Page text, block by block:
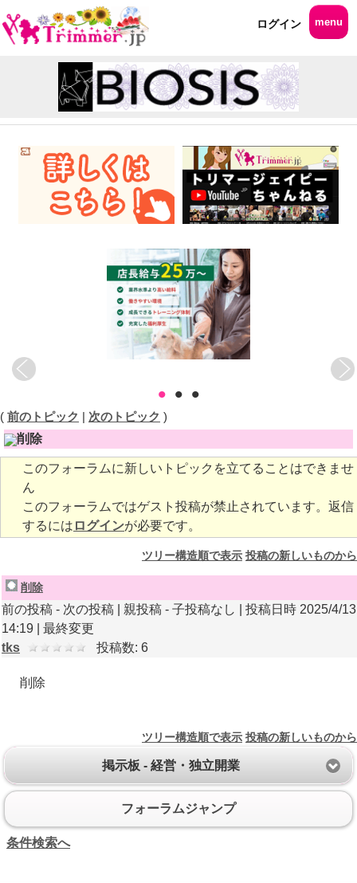
ログイン menu
• • •
( 前のトピック | 次のトピック )
削除
このフォーラムに新しいトピックを立てることはできませ
ん
このフォーラムではゲスト投稿が禁止されています。返信
するには ログインが必要です。
ツリー構造順で表示 投稿の新しいものから
削除
前の投稿 - 次の投稿 | 親投稿 - 子投稿なし | 投稿日時 2025/4/13
14:19 | 最終変更
tks
投稿数: 6
削除
ツリー構造順で表示 投稿の新しいものから
掲示板 - 経営・独立開業
フォーラムジャンプ
条件検索へ